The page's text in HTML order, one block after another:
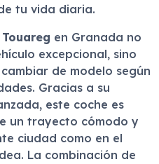
tu vida diaria.
en Granada no
excepcional, sino
de modelo según
Gracias a su
este coche es
un trayecto cómodo y
ciudad como en el
La combinación de